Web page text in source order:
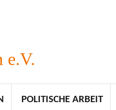
e.V.
POLITISCHE ARBEIT